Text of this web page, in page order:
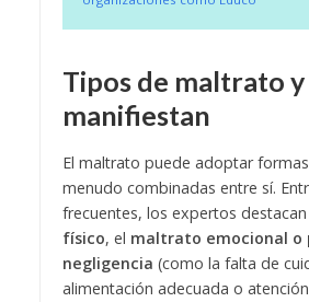
Tipos de maltrato y
manifiestan
El maltrato puede adoptar
menudo combinadas entre sí.
frecuentes, los expertos destacan
físico, el maltrato emocional o
negligencia (como la falta de
alimentación adecuada o